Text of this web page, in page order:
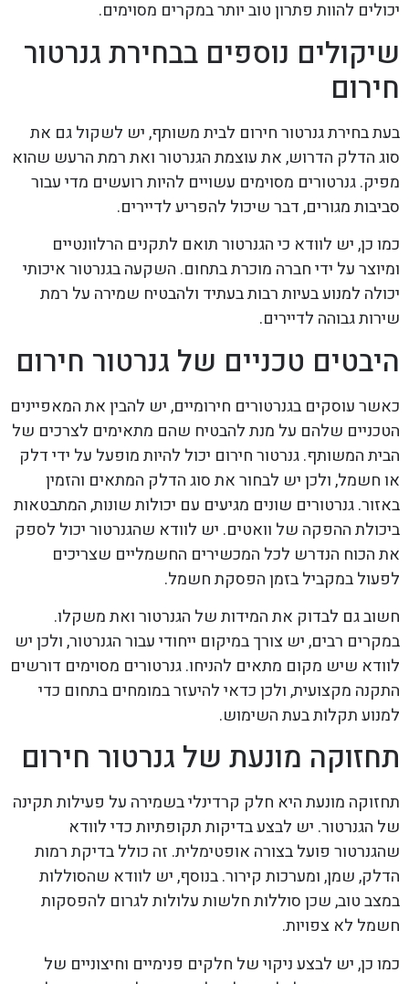
יכולים להוות פתרון טוב יותר במקרים מסוימים.
שיקולים נוספים בבחירת גנרטור
חירום
בעת בחירת גנרטור חירום לבית משותף, יש לשקול גם את
סוג הדלק הדרוש, את עוצמת הגנרטור ואת רמת הרעש שהוא
מפיק. גנרטורים מסוימים עשויים להיות רועשים מדי עבור
סביבות מגורים, דבר שיכול להפריע לדיירים.
כמו כן, יש לוודא כי הגנרטור תואם לתקנים הרלוונטיים
ומיוצר על ידי חברה מוכרת בתחום. השקעה בגנרטור איכותי
יכולה למנוע בעיות רבות בעתיד ולהבטיח שמירה על רמת
שירות גבוהה לדיירים.
היבטים טכניים של גנרטור חירום
כאשר עוסקים בגנרטורים חירומיים, יש להבין את המאפיינים
הטכניים שלהם על מנת להבטיח שהם מתאימים לצרכים של
הבית המשותף. גנרטור חירום יכול להיות מופעל על ידי דלק
או חשמל, ולכן יש לבחור את סוג הדלק המתאים והזמין
באזור. גנרטורים שונים מגיעים עם יכולות שונות, המתבטאות
ביכולת ההפקה של וואטים. יש לוודא שהגנרטור יכול לספק
את הכוח הנדרש לכל המכשירים החשמליים שצריכים
לפעול במקביל בזמן הפסקת חשמל.
חשוב גם לבדוק את המידות של הגנרטור ואת משקלו.
במקרים רבים, יש צורך במיקום ייחודי עבור הגנרטור, ולכן יש
לוודא שיש מקום מתאים להניחו. גנרטורים מסוימים דורשים
התקנה מקצועית, ולכן כדאי להיעזר במומחים בתחום כדי
למנוע תקלות בעת השימוש.
תחזוקה מונעת של גנרטור חירום
תחזוקה מונעת היא חלק קרדינלי בשמירה על פעילות תקינה
של הגנרטור. יש לבצע בדיקות תקופתיות כדי לוודא
שהגנרטור פועל בצורה אופטימלית. זה כולל בדיקת רמות
הדלק, שמן, ומערכות קירור. בנוסף, יש לוודא שהסוללות
במצב טוב, שכן סוללות חלשות עלולות לגרום להפסקות
חשמל לא צפויות.
כמו כן, יש לבצע ניקוי של חלקים פנימיים וחיצוניים של